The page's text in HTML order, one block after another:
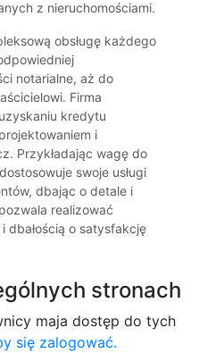
z nieruchomościami.
obsługę każdego
notarialne, aż do
Firma
kredytu
i
Przykładając wagę do
swoje usługi
dbając o detale i
realizować
dbałością o satysfakcję
stronach
maja dostęp do tych
się zalogować.